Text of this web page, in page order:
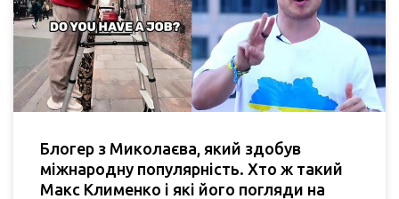
Блогер з Миколаєва, який здобув
міжнародну популярність. Хто ж такий
Макс Клименко і які його погляди на